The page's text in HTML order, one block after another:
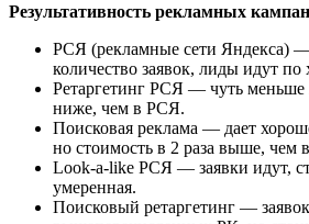
Результативность рекламных
РСЯ (рекламные сети Яндекса)
количество заявок, лиды идут по
Ретаргетинг РСЯ — чуть меньше
ниже, чем в РСЯ.
Поисковая реклама — дает
но стоимость в 2 раза выше, чем
Look-a-like РСЯ — заявки идут,
умеренная.
Поисковый ретаргетинг —